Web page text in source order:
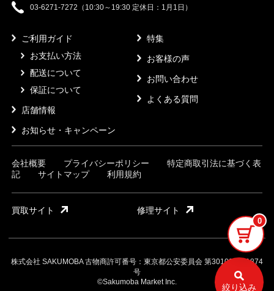
0
絞り込み
03-6271-7272（10:30～19:30 定休日：1月1日）
ご利用ガイド
お支払い方法
配送について
保証について
店舗情報
お知らせ・キャンペーン
特集
お客様の声
お問い合わせ
よくある質問
会社概要 プライバシーポリシー
特定商取引法に基づく表
記
サイトマップ 利用規約
買取サイト 修理サイト
株式会社 SAKUMOBA 古物商許可番号：東京都公安委員会 第301032121874
号
©Sakumoba Market Inc.